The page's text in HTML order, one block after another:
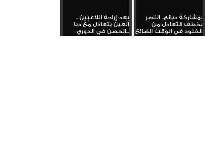
بمشاركة ديانج.. النصر
يخطف التعادل من
الخلود في الوقت الضائع
بعد إراحة اللاعبين ..
العين يتعادل مع دبا
الحصن في الدوري...